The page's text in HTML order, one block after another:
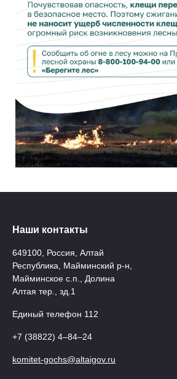
Наши контакты
649100, Россия, Алтай
Республика, Майминский р-н,
Майминское с.п., Долина
Алтая тер., зд.1
Единый телефон 112
+7 (38822) 4‒84‒24
komitet-gochs@altaigov.ru